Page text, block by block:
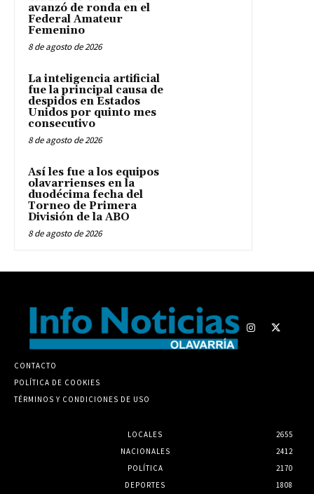
avanzó de ronda en el
Federal Amateur
Femenino
8 de agosto de 2026
La inteligencia artificial
fue la principal causa de
despidos en Estados
Unidos por quinto mes
consecutivo
8 de agosto de 2026
Así les fue a los equipos
olavarrienses en la
duodécima fecha del
Torneo de Primera
División de la ABO
8 de agosto de 2026
CONTACTO
POLÍTICA DE COOKIES
TÉRMINOS Y CONDICIONES DE USO
LOCALES
2655
NACIONALES
2412
POLÍTICA
2170
DEPORTES
1808